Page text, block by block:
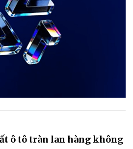
ô tô tràn lan hàng không